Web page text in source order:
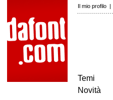
Il mio profilo |
Temi
Novità